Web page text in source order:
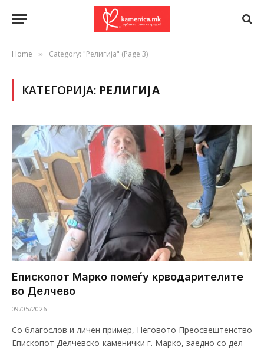
Home » Category: "Религија" (Page 3)
КАТЕГОРИЈА: РЕЛИГИЈА
Епископот Марко помеѓу крводарителите
во Делчево
09/05/2026
Со благослов и личен пример, Неговото Преосвештенство
Епископот Делчевско-каменички г. Марко, заедно со дел